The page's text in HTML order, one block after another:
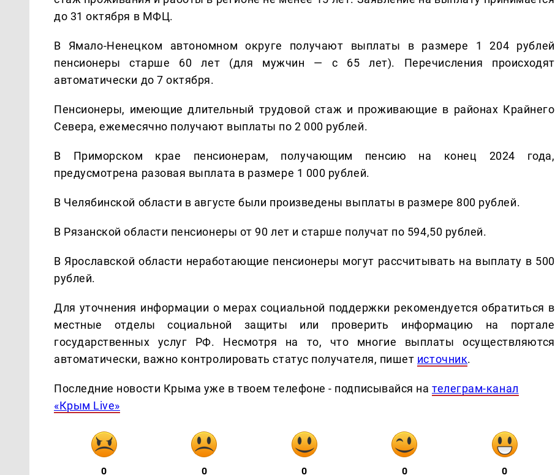
до 31 октября в МФЦ.
В Ямало-Ненецком автономном округе получают выплаты в размере 1 204 рублей
пенсионеры старше 60 лет (для мужчин — с 65 лет). Перечисления происходят
автоматически до 7 октября.
Пенсионеры, имеющие длительный трудовой стаж и проживающие в районах Крайнего
Севера, ежемесячно получают выплаты по 2 000 рублей.
В Приморском крае пенсионерам, получающим пенсию на конец 2024 года,
предусмотрена разовая выплата в размере 1 000 рублей.
В Челябинской области в августе были произведены выплаты в размере 800 рублей.
В Рязанской области пенсионеры от 90 лет и старше получат по 594,50 рублей.
В Ярославской области неработающие пенсионеры могут рассчитывать на выплату в 500
рублей.
Для уточнения информации о мерах социальной поддержки рекомендуется обратиться в
местные отделы социальной защиты или проверить информацию на портале
государственных услуг РФ. Несмотря на то, что многие выплаты осуществляются
автоматически, важно контролировать статус получателя, пишет источник.
Последние новости Крыма уже в твоем телефоне - подписывайся нателеграм-канал
«Крым Live»
0 0 0 0 0